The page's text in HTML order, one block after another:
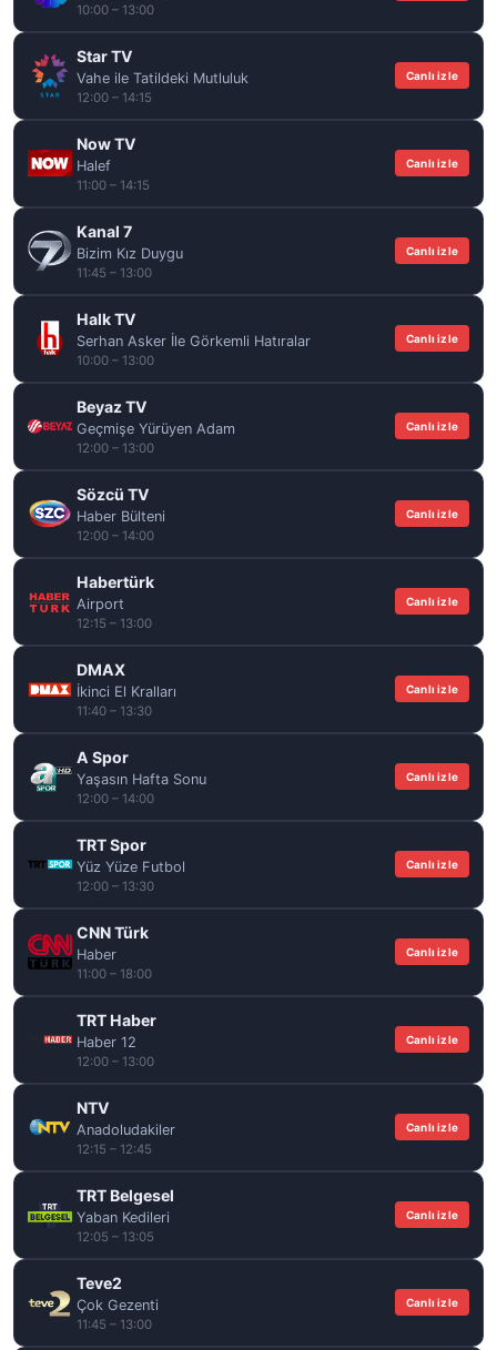
10:00 – 13:00
Star TV
Vahe ile Tatildeki Mutluluk
12:00 – 14:15
Canlı izle
Now TV
Halef
11:00 – 14:15
Canlı izle
Kanal 7
Bizim Kız Duygu
11:45 – 13:00
Canlı izle
Halk TV
Serhan Asker İle Görkemli Hatıralar
10:00 – 13:00
Canlı izle
Beyaz TV
Geçmişe Yürüyen Adam
12:00 – 13:00
Canlı izle
Sözcü TV
Haber Bülteni
12:00 – 14:00
Canlı izle
Habertürk
Airport
12:15 – 13:00
Canlı izle
DMAX
İkinci El Kralları
11:40 – 13:30
Canlı izle
A Spor
Yaşasın Hafta Sonu
12:00 – 14:00
Canlı izle
TRT Spor
Yüz Yüze Futbol
12:00 – 13:30
Canlı izle
CNN Türk
Haber
11:00 – 18:00
Canlı izle
TRT Haber
Haber 12
12:00 – 13:00
Canlı izle
NTV
Anadoludakiler
12:15 – 12:45
Canlı izle
TRT Belgesel
Yaban Kedileri
12:05 – 13:05
Canlı izle
Teve2
Çok Gezenti
11:45 – 13:00
Canlı izle